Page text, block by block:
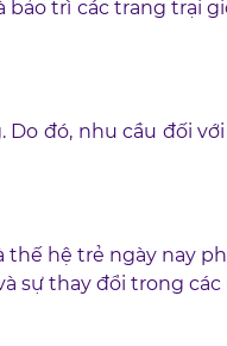
trì các trang trại
đó, nhu cầu đối
hệ trẻ ngày nay
sự thay đổi trong